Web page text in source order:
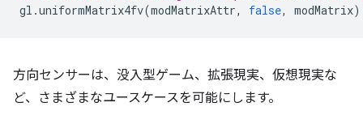
gl .uniformMatrix4fv(modMatrixAttr, false, modMatrix
方向センサーは、没入型ゲーム、拡張現実、仮想現実な
ど、さまざまなユースケースを可能にします。